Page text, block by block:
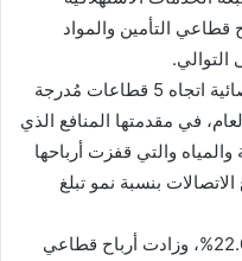
ربح قطاعي التأمين والمواد
وعلى الجانب الآخر، فقد كشفت الإحصائية اتجاه 5 قطاعات مُدرجة
في مقدمتها المنافع الذي
والتي قفزت أرباحها
قطاع الاتصالات بنسبة نمو تبلغ
كما نمت أرباح قطاع الطاقة بنسبة 22.06%، وزادت أرباح قطاعي